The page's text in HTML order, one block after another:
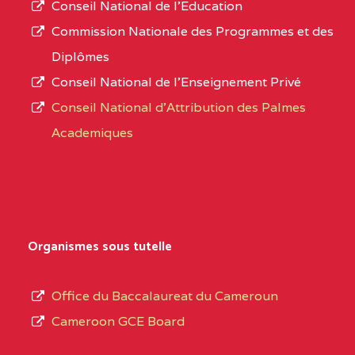
CENTRE
COLLEGE PANAFRICAIN
DE L'EXCELLENCE BP
CENTRE
COLLEGE PRIVE
CENTRE
COLLEGE PRIVE LAIC
SAINT MICHEL
L’offre
d’éducation
de
Conseil National de l’Education
Commission Nationale des Programmes et des
Diplômes
Conseil National de l’Enseignement Privé
Conseil National d'Attribution des Palmes
Academiques
Organismes sous tutelle
Office du Baccalaureat du Cameroun
Cameroon GCE Board